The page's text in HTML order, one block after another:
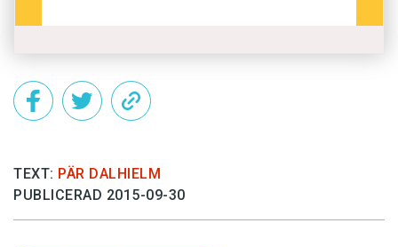
TEXT: PÄR DALHIELM
PUBLICERAD 2015-09-30